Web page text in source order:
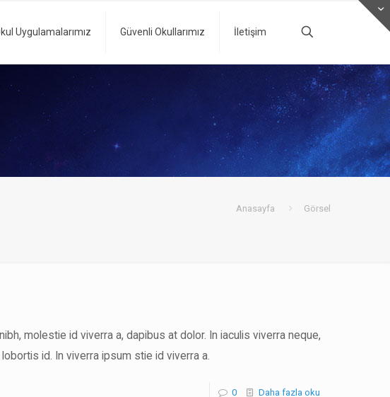
Uygulamalarımız Güvenli Okullarımız İletişim
Anasayfa Görsel
molestie id viverra a, dapibus at dolor. In iaculis viverra neque,
id. In viverra ipsum stie id viverra a.
0 Daha fazla oku